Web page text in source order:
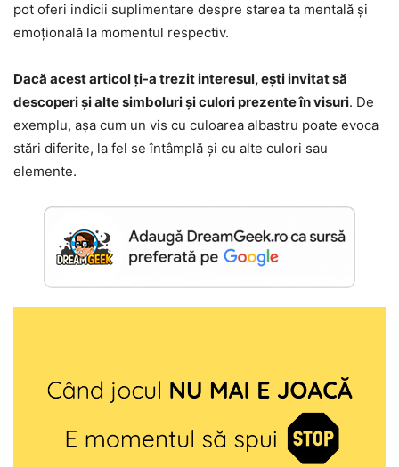
pot oferi indicii suplimentare despre starea ta mentală și
emoțională la momentul respectiv.
Dacă acest articol ți-a trezit interesul, ești invitat să
descoperi și alte simboluri și culori prezente în visuri. De
exemplu, așa cum un vis cu culoarea albastru poate evoca
stări diferite, la fel se întâmplă și cu alte culori sau
elemente.